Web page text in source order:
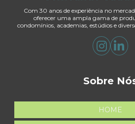
Com 30 anos de experiência no
oferecer uma ampla gama de
condomínios, academias, estúdios e
Sobre
HOME